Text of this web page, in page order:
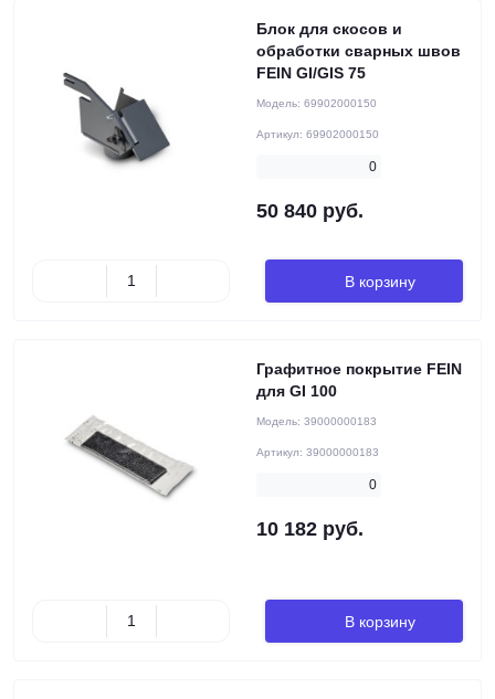
Блок для скосов и
обработки сварных швов
FEIN GI/GIS 75
Модель: 69902000150
Артикул: 69902000150
0
50 840 руб.
В корзину
Графитное покрытие FEIN
для GI 100
Модель: 39000000183
Артикул: 39000000183
0
10 182 руб.
В корзину